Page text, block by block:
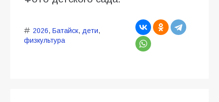
2026, Батайск, дети,
физкультура